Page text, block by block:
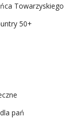
Towarzyskiego
50+
pań